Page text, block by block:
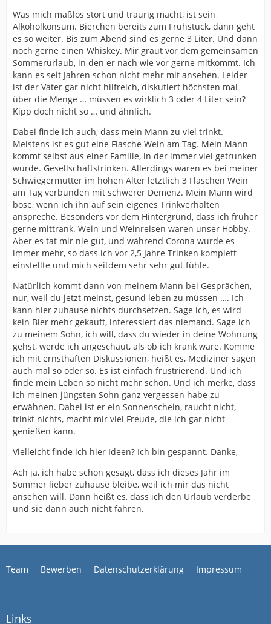
Was mich maßlos stört und traurig macht, ist sein
Alkoholkonsum. Bierchen bereits zum Frühstück, dann geht
es so weiter. Bis zum Abend sind es gerne 3 Liter. Und dann
noch gerne einen Whiskey. Mir graut vor dem gemeinsamen
Sommerurlaub, in den er nach wie vor gerne mitkommt. Ich
kann es seit Jahren schon nicht mehr mit ansehen. Leider
ist der Vater gar nicht hilfreich, diskutiert höchsten mal
über die Menge … müssen es wirklich 3 oder 4 Liter sein?
Kipp doch nicht so … und ähnlich.
Dabei finde ich auch, dass mein Mann zu viel trinkt.
Meistens ist es gut eine Flasche Wein am Tag. Mein Mann
kommt selbst aus einer Familie, in der immer viel getrunken
wurde. Gesellschaftstrinken. Allerdings waren es bei meiner
Schwiegermutter im hohen Alter letztlich 3 Flaschen Wein
am Tag verbunden mit schwerer Demenz. Mein Mann wird
böse, wenn ich ihn auf sein eigenes Trinkverhalten
anspreche. Besonders vor dem Hintergrund, dass ich früher
gerne mittrank. Wein und Weinreisen waren unser Hobby.
Aber es tat mir nie gut, und während Corona wurde es
immer mehr, so dass ich vor 2,5 Jahre Trinken komplett
einstellte und mich seitdem sehr sehr gut fühle.
Natürlich kommt dann von meinem Mann bei Gesprächen,
nur, weil du jetzt meinst, gesund leben zu müssen …. Ich
kann hier zuhause nichts durchsetzen. Sage ich, es wird
kein Bier mehr gekauft, interessiert das niemand. Sage ich
zu meinem Sohn, ich will, dass du wieder in deine Wohnung
gehst, werde ich angeschaut, als ob ich krank wäre. Komme
ich mit ernsthaften Diskussionen, heißt es, Mediziner sagen
auch mal so oder so. Es ist einfach frustrierend. Und ich
finde mein Leben so nicht mehr schön. Und ich merke, dass
ich meinen jüngsten Sohn ganz vergessen habe zu
erwähnen. Dabei ist er ein Sonnenschein, raucht nicht,
trinkt nichts, macht mir viel Freude, die ich gar nicht
genießen kann.
Vielleicht finde ich hier Ideen? Ich bin gespannt. Danke,
Ach ja, ich habe schon gesagt, dass ich dieses Jahr im
Sommer lieber zuhause bleibe, weil ich mir das nicht
ansehen will. Dann heißt es, dass ich den Urlaub verderbe
und sie dann auch nicht fahren.
Team Bewerben Datenschutzerklärung Impressum
Links